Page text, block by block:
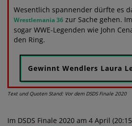
Wesentlich spannender dürfte es
Wrestlemania 36 zur Sache gehen.
sogar WWE-Legenden wie John
den Ring.
Gewinnt Wendlers Laura
Text und Quoten Stand: Vor dem DSDS Finale 2020
Im DSDS Finale 2020 am 4 April